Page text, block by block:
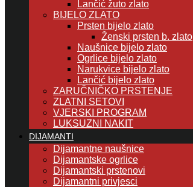
Lančić žuto zlato
BIJELO ZLATO
Prsten bijelo zlato
Ženski prsten b. zlato
Naušnice bijelo zlato
Ogrlice bijelo zlato
Narukvice bijelo zlato
Lančić bijelo zlato
ZARUČNIČKO PRSTENJE
ZLATNI SETOVI
VJERSKI PROGRAM
LUKSUZNI NAKIT
DIJAMANTI
Dijamantne naušnice
Dijamantske ogrlice
Dijamantski prstenovi
Dijamantni privjesci